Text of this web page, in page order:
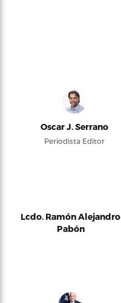
Oscar J. Serrano
Periodista Editor
Lcdo. Ramón Alejandro
Pabón